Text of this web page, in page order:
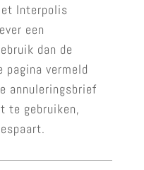
Interpolis
een
dan de
pagina vermeld
annuleringsbrief
te gebruiken,